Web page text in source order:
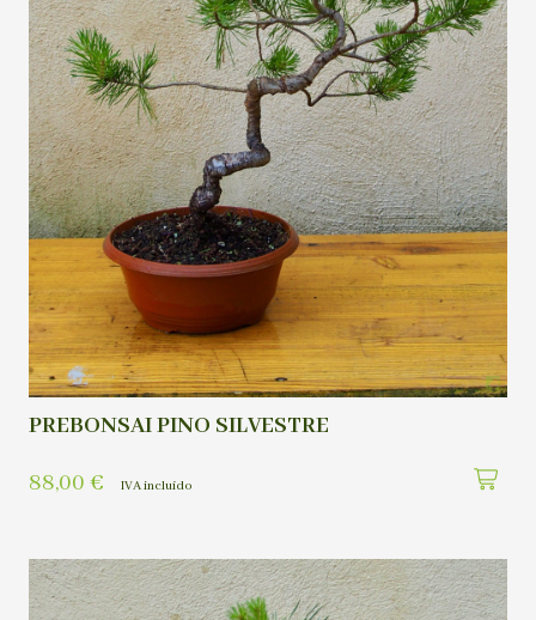
PREBONSAI PINO SILVESTRE
88,00 € IVA incluído